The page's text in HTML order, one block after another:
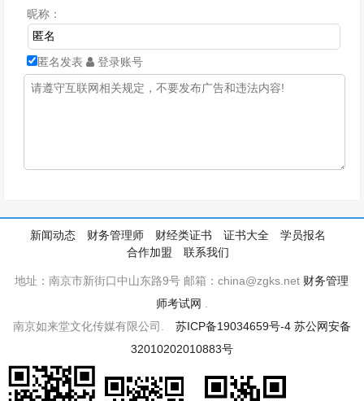
昵称：
匿名发表 登录账号
新闻动态 财务管理师 财经类证书 证书大全
学员报名
合作加盟
联系我们
地址：南京市新街口中山东路9号 邮箱：china@zgks.net 财务管理
师考试网
南京如来堂文化传媒有限公司. 苏ICP备19034659号-4 苏公网安备
32010202010883号